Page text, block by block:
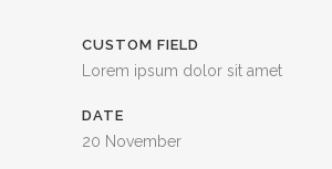
CUSTOM FIELD
Lorem ipsum dolor sit amet
DATE
20 November